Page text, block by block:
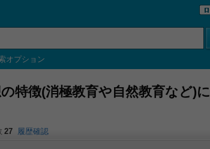
オプション
特徴(消極教育や自然教育など)
27 履歴確認